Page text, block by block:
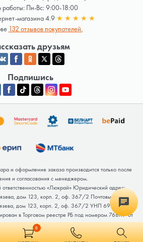
0
работы: Пн-Вс: 9:00-18:00
магазина 4.9 ★ ★ ★ ★ ★
132 отзывов покупателей.
друзьям
Подпишись
и оформление заказа производится только после
и согласования с менеджером.
«Люкрай» Юридический адрес:
дом 123, корп. 2, оф. 367/2 Почтовый адрес:
дом 123, корп. 2, оф. 367/2 УНП 691764371
в Торговом реестре РБ под номером 768117 от
04.02.2026.